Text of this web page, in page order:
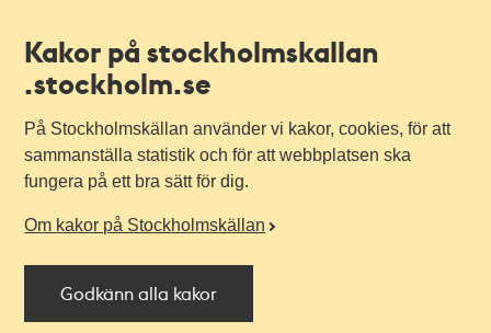
Kakor på stockholmskallan
.stockholm.se
På Stockholmskällan använder vi kakor, cookies, för att
sammanställa statistik och för att webbplatsen ska
fungera på ett bra sätt för dig.
Om kakor på Stockholmskällan
Godkänn alla kakor